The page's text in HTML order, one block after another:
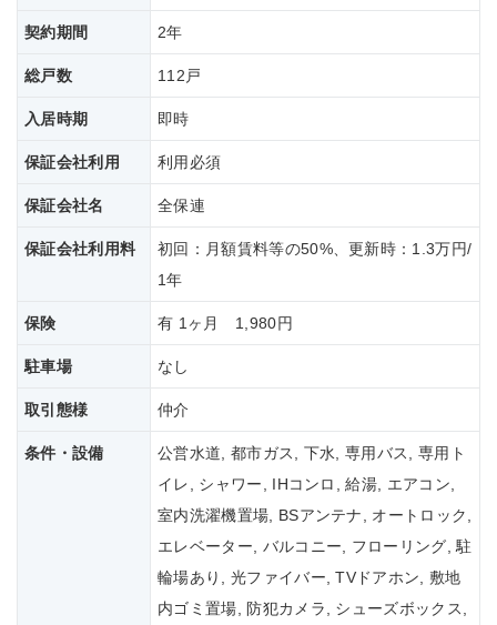
契約期間 2年
総戸数 112戸
入居時期 即時
保証会社利用 利用必須
保証会社名 全保連
保証会社利用料
初回：月額賃料等の50%、更新時：1.3万円/
1年
保険 有 1ヶ月 1,980円
駐車場 なし
取引態様 仲介
条件・設備
公営水道, 都市ガス, 下水, 専用バス, 専用ト
イレ, シャワー, IHコンロ, 給湯, エアコン,
室内洗濯機置場, BSアンテナ, オートロック,
エレベーター, バルコニー, フローリング, 駐
輪場あり, 光ファイバー, TVドアホン, 敷地
内ゴミ置場, 防犯カメラ, シューズボックス,